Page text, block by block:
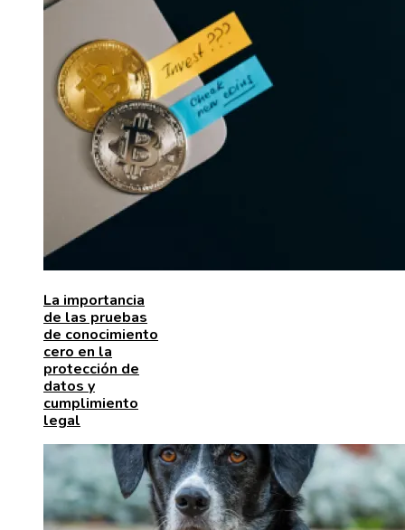
La importancia
de las pruebas
de conocimiento
cero en la
protección de
datos y
cumplimiento
legal